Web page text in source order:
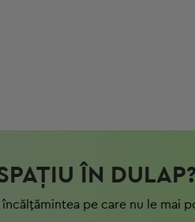
ÎN
pe care nu le mai